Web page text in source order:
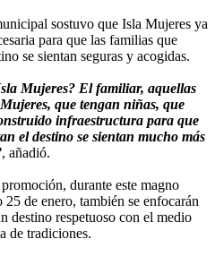
sostuvo que Isla Mujeres ya
para que las familias que
se sientan seguras y acogidas.
Mujeres? El familiar, aquellas
que tengan niñas, que
infraestructura para que
el destino se sientan mucho más
, añadió.
durante este magno
de enero, también se enfocarán
destino respetuoso con el medio
de tradiciones.